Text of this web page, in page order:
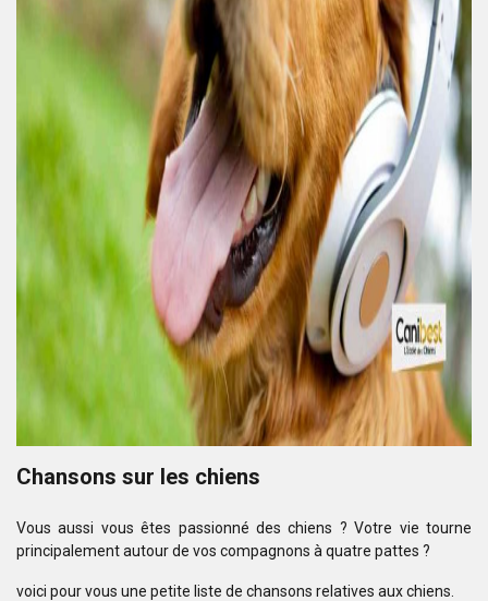
Chansons sur les chiens
Vous aussi vous êtes passionné des chiens ? Votre vie tourne
principalement autour de vos compagnons à quatre pattes ?
voici pour vous une petite liste de chansons relatives aux chiens.